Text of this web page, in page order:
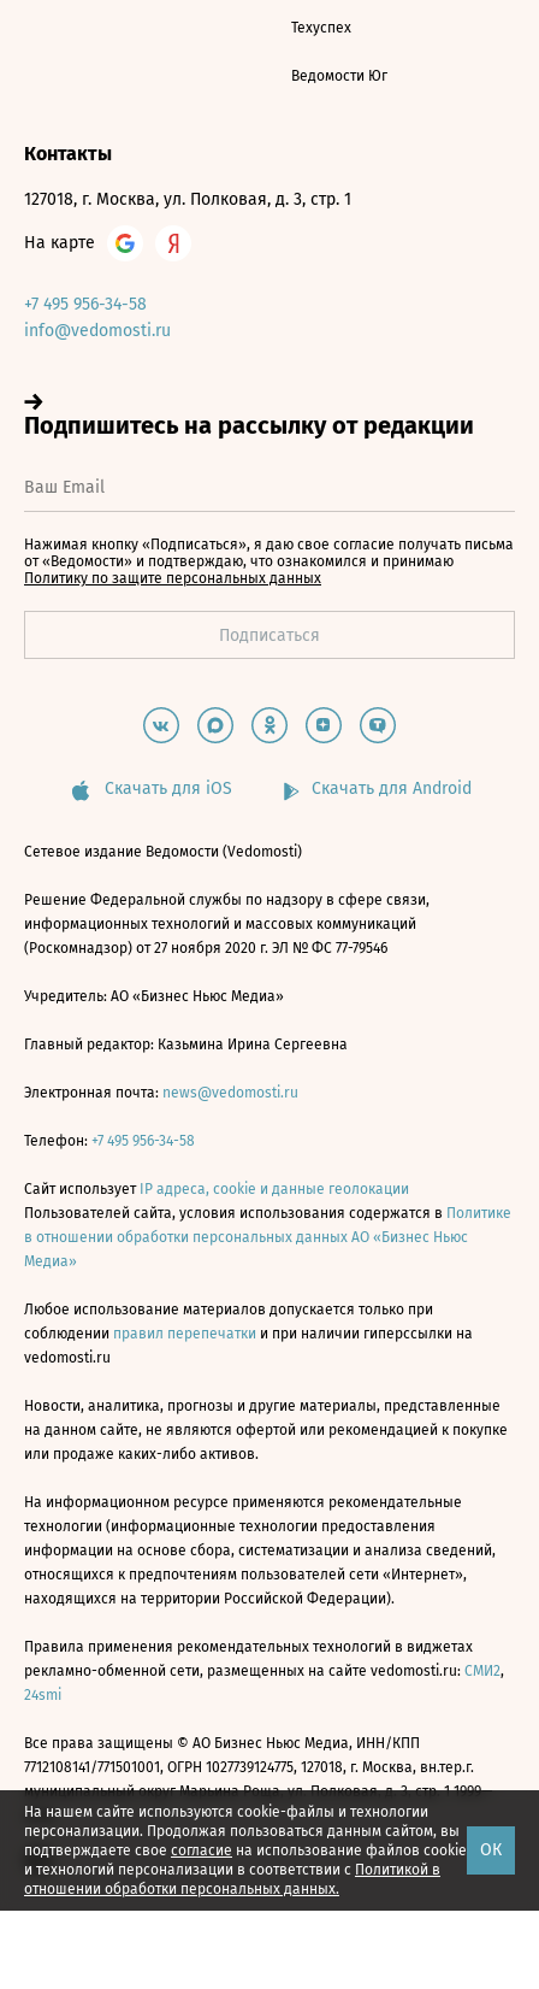
На нашем сайте используются cookie-файлы и технологии
персонализации. Продолжая пользоваться данным сайтом, вы
подтверждаете свое согласие на использование файлов cookie
и технологий персонализации в соответствии с Политикой в
отношении обработки персональных данных.
ОК
Техуспех
Ведомости Юг
Контакты
127018, г. Москва, ул. Полковая, д. 3, стр. 1
На карте
+7 495 956-34-58
info@vedomosti.ru
Нажимая кнопку «Подписаться», я даю свое согласие получать письма
от «Ведомости» и подтверждаю, что ознакомился и принимаю
Политику по защите персональных данных
Скачать для iOS Скачать для Android
Сетевое издание Ведомости (Vedomosti)
Решение Федеральной службы по надзору в сфере связи,
информационных технологий и массовых коммуникаций
(Роскомнадзор) от 27 ноября 2020 г. ЭЛ № ФС 77-79546
Учредитель: АО «Бизнес Ньюс Медиа»
Главный редактор: Казьмина Ирина Сергеевна
Электронная почта: news@vedomosti.ru
Телефон: +7 495 956-34-58
Сайт использует IP адреса, cookie и данные геолокации
Пользователей сайта, условия использования содержатся в Политике
в отношении обработки персональных данных АО «Бизнес Ньюс
Медиа»
Любое использование материалов допускается только при
соблюдении правил перепечатки и при наличии гиперссылки на
vedomosti.ru
Новости, аналитика, прогнозы и другие материалы, представленные
на данном сайте, не являются офертой или рекомендацией к покупке
или продаже каких-либо активов.
На информационном ресурсе применяются рекомендательные
технологии (информационные технологии предоставления
информации на основе сбора, систематизации и анализа сведений,
относящихся к предпочтениям пользователей сети «Интернет»,
находящихся на территории Российской Федерации).
Правила применения рекомендательных технологий в виджетах
рекламно-обменной сети, размещенных на сайте vedomosti.ru: СМИ2,
24smi
Все права защищены © АО Бизнес Ньюс Медиа, ИНН/КПП
7712108141/771501001, ОГРН 1027739124775, 127018, г. Москва, вн.тер.г.
муниципальный округ Марьина Роща, ул. Полковая, д. 3, стр. 1 1999—
2026